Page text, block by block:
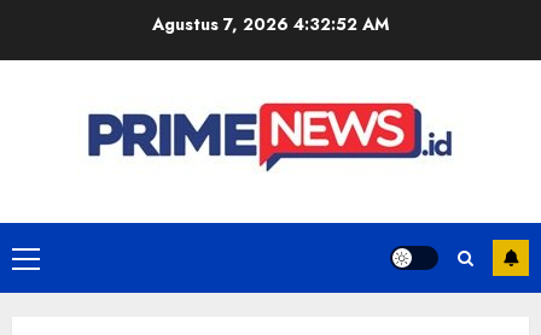
Agustus 7, 2026 4:32:52 AM
Primary
Menu